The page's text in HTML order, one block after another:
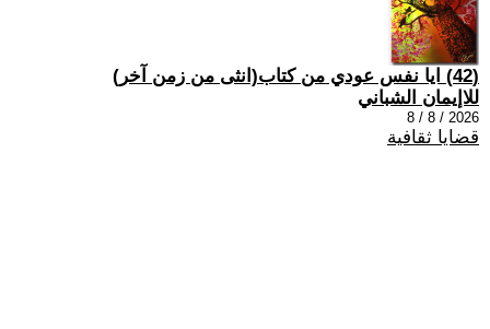
(42) ايا نفس عودي من كتاب(انثى من زمن آخر)
للاإيمان الشباني
2026 / 8 / 8
قضايا ثقافية